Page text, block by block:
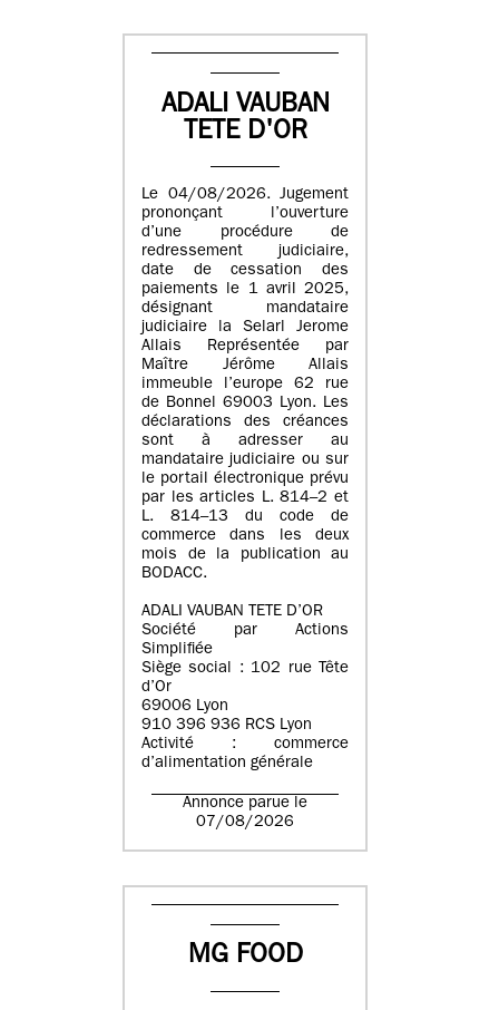
ADALI VAUBAN
TETE D'OR
Le 04/08/2026. Jugement
prononçant l’ouverture
d’une procédure de
redressement judiciaire,
date de cessation des
paiements le 1 avril 2025,
désignant mandataire
judiciaire la Selarl Jerome
Allais Représentée par
Maître Jérôme Allais
immeuble l’europe 62 rue
de Bonnel 69003 Lyon. Les
déclarations des créances
sont à adresser au
mandataire judiciaire ou sur
le portail électronique prévu
par les articles L. 814–2 et
L. 814–13 du code de
commerce dans les deux
mois de la publication au
BODACC.
ADALI VAUBAN TETE D’OR
Société par Actions
Simplifiée
Siège social : 102 rue Tête
d’Or
69006 Lyon
910 396 936 RCS Lyon
Activité : commerce
d’alimentation générale
Annonce parue le
07/08/2026
MG FOOD